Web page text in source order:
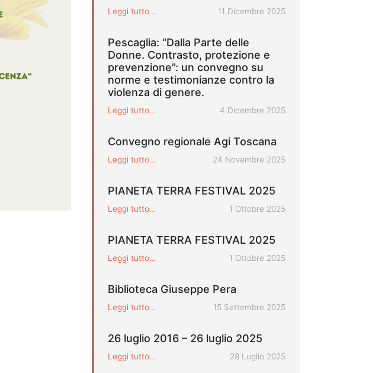
Leggi tutto... Pubblicato il
11 Dicembre 2025
Pescaglia: “Dalla Parte delle
Donne. Contrasto, protezione e
prevenzione”: un convegno su
norme e testimonianze contro la
violenza di genere.
Leggi tutto... Pubblicato il
4 Dicembre 2025
Convegno regionale Agi Toscana
Leggi tutto... Pubblicato il
24 Novembre 2025
PIANETA TERRA FESTIVAL 2025
Leggi tutto... Pubblicato il
1 Ottobre 2025
PIANETA TERRA FESTIVAL 2025
Leggi tutto... Pubblicato il
1 Ottobre 2025
Biblioteca Giuseppe Pera
Leggi tutto... Pubblicato il
15 Settembre 2025
26 luglio 2016 – 26 luglio 2025
Leggi tutto... Pubblicato il
28 Luglio 2025